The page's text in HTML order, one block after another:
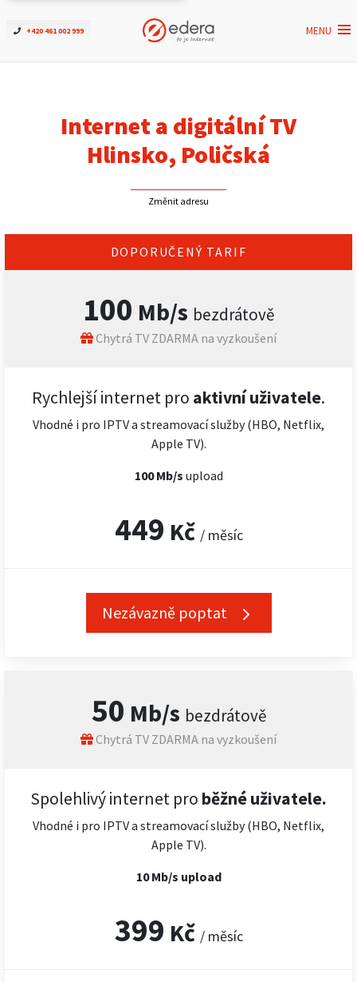
+420 461 002 999 MENU
Ověřit dostupnost
ČEZNET TV
Pro firmy
Internet a digitální TV
Hlinsko, Poličská
Změnit adresu
50 Mb/s bezdrátově
Chytrá TV ZDARMA na vyzkoušení
Spolehlivý internet pro běžné uživatele.
Vhodné i pro IPTV a streamovací služby (HBO, Netflix,
Apple TV).
10 Mb/s upload
399 Kč / měsíc
DOPORUČENÝ TARIF
100 Mb/s bezdrátově
Chytrá TV ZDARMA na vyzkoušení
Rychlejší internet pro aktivní uživatele.
Vhodné i pro IPTV a streamovací služby (HBO, Netflix,
Apple TV).
100 Mb/s upload
449 Kč / měsíc
Nezávazně poptat